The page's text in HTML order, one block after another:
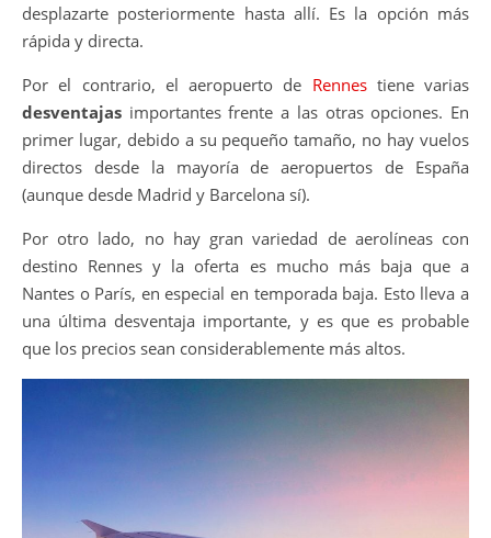
desplazarte posteriormente hasta allí. Es la opción más
rápida y directa.
Por el contrario, el aeropuerto de Rennestiene varias
desventajas importantes frente a las otras opciones. En
primer lugar, debido a su pequeño tamaño, no hay vuelos
directos desde la mayoría de aeropuertos de España
(aunque desde Madrid y Barcelona sí).
Por otro lado, no hay gran variedad de aerolíneas con
destino Rennes y la oferta es mucho más baja que a
Nantes o París, en especial en temporada baja. Esto lleva a
una última desventaja importante, y es que es probable
que los precios sean considerablemente más altos.